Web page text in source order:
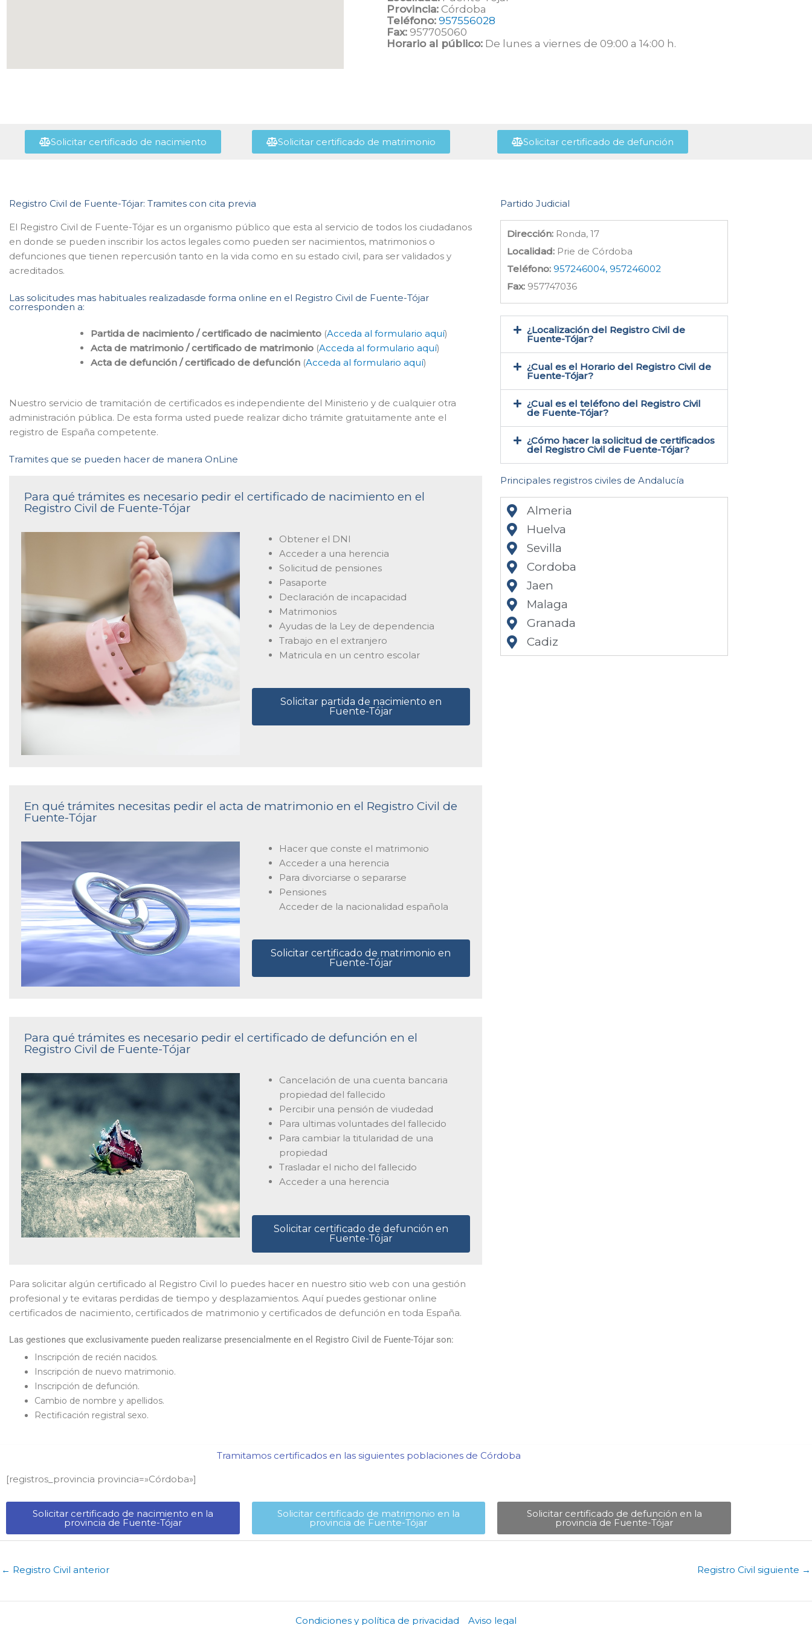
Provincia: Córdoba
Teléfono: 957556028
Fax: 957705060
Horario al público: De lunes a viernes de 09:00 a 14:00 h.
Solicitar certificado de nacimiento Solicitar certificado de matrimonio Solicitar certificado de defunción
Registro Civil de Fuente-Tójar: Tramites con cita previa
El Registro Civil de Fuente-Tójar es un organismo público que esta al servicio de todos los ciudadanos
en donde se pueden inscribir los actos legales como pueden ser nacimientos, matrimonios o
defunciones que tienen repercusión tanto en la vida como en su estado civil, para ser validados y
acreditados.
Las solicitudes mas habituales realizadasde forma online en el Registro Civil de Fuente-Tójar
corresponden a:
Partida de nacimiento / certificado de nacimiento (Acceda al formulario aquí)
Acta de matrimonio / certificado de matrimonio (Acceda al formulario aquí)
Acta de defunción / certificado de defunción (Acceda al formulario aquí)
Nuestro servicio de tramitación de certificados es independiente del Ministerio y de cualquier otra
administración pública. De esta forma usted puede realizar dicho trámite gratuitamente ante el
registro de España competente.
Tramites que se pueden hacer de manera OnLine
Para qué trámites es necesario pedir el certificado de nacimiento en el
Registro Civil de Fuente-Tójar
Obtener el DNI
Acceder a una herencia
Solicitud de pensiones
Pasaporte
Declaración de incapacidad
Matrimonios
Ayudas de la Ley de dependencia
Trabajo en el extranjero
Matricula en un centro escolar
Solicitar partida de nacimiento en
Fuente-Tójar
En qué trámites necesitas pedir el acta de matrimonio en el Registro Civil de
Fuente-Tójar
Hacer que conste el matrimonio
Acceder a una herencia
Para divorciarse o separarse
Pensiones
Acceder de la nacionalidad española
Solicitar certificado de matrimonio en
Fuente-Tójar
Para qué trámites es necesario pedir el certificado de defunción en el
Registro Civil de Fuente-Tójar
Cancelación de una cuenta bancaria
propiedad del fallecido
Percibir una pensión de viudedad
Para ultimas voluntades del fallecido
Para cambiar la titularidad de una
propiedad
Trasladar el nicho del fallecido
Acceder a una herencia
Solicitar certificado de defunción en
Fuente-Tójar
Para solicitar algún certificado al Registro Civil lo puedes hacer en nuestro sitio web con una gestión
profesional y te evitaras perdidas de tiempo y desplazamientos. Aquí puedes gestionar online
certificados de nacimiento, certificados de matrimonio y certificados de defunción en toda España.
Las gestiones que exclusivamente pueden realizarse presencialmente en el Registro Civil de Fuente-Tójar son:
Inscripción de recién nacidos.
Inscripción de nuevo matrimonio.
Inscripción de defunción.
Cambio de nombre y apellidos.
Rectificación registral sexo.
Partido Judicial
Dirección: Ronda, 17
Localidad: Prie de Córdoba
Teléfono: 957246004, 957246002
Fax: 957747036
¿Localización del Registro Civil de
Fuente-Tójar​?
¿Cual es el Horario del Registro Civil de
Fuente-Tójar?
¿Cual es el teléfono del Registro Civil
de Fuente-Tójar​?
¿Cómo hacer la solicitud de certificados
del Registro Civil de Fuente-Tójar​?
Principales registros civiles de Andalucía
Almeria
Huelva
Sevilla
Cordoba
Jaen
Malaga
Granada
Cadiz
Tramitamos certificados en las siguientes poblaciones de Córdoba​
[registros_provincia provincia=»Córdoba​»]
Solicitar certificado de nacimiento en la
provincia de Fuente-Tójar​
Solicitar certificado de matrimonio en la
provincia de Fuente-Tójar​
Solicitar certificado de defunción en la
provincia de Fuente-Tójar​
← Registro Civil anterior Registro Civil siguiente →
Condiciones y política de privacidad Aviso legal